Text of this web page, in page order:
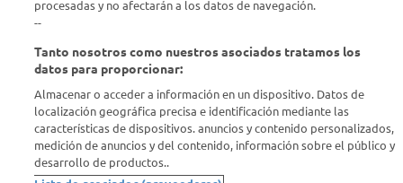
Descubrí Carrefour
Conocenos
Info útil
Comprá Online
procesadas y no afectarán a los datos de navegación.
--
Tanto nosotros como nuestros asociados tratamos los
datos para proporcionar:
Almacenar o acceder a información en un dispositivo. Datos de
localización geográfica precisa e identificación mediante las
características de dispositivos. anuncios y contenido personalizados,
medición de anuncios y del contenido, información sobre el público y
desarrollo de productos..